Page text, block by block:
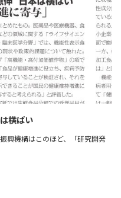
横ばい
興機構はこのほど、「研究開発